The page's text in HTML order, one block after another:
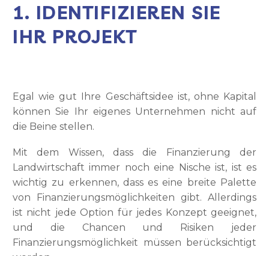
1. IDENTIFIZIEREN SIE
IHR PROJEKT
Egal wie gut Ihre Geschäftsidee ist, ohne Kapital
können Sie Ihr eigenes Unternehmen nicht auf
die Beine stellen.
Mit dem Wissen, dass die Finanzierung der
Landwirtschaft immer noch eine Nische ist, ist es
wichtig zu erkennen, dass es eine breite Palette
von Finanzierungsmöglichkeiten gibt. Allerdings
ist nicht jede Option für jedes Konzept geeignet,
und die Chancen und Risiken jeder
Finanzierungsmöglichkeit müssen berücksichtigt